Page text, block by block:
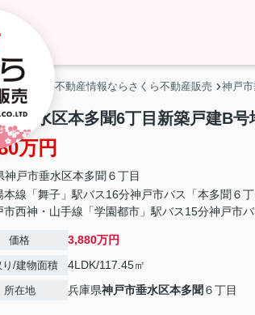
・明石市の不動産情報ならさくら不動産販売 神戸
垂水区本多聞6丁目新築戸建B号
万円
神戸市垂水区本多聞 ６丁目
本線「舞子」駅バス16分神戸市バス「本多聞６
市西神・山手線「学園都市」駅バス15分神戸市
価格 3,880万円
り/建物面積 4LDK/117.45㎡
所在地 兵庫県神戸市垂水区本多聞 ６丁目